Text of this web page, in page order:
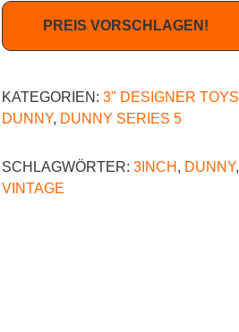
PREIS VORSCHLAGEN!
KATEGORIEN: 3" DESIGNER TOYS
DUNNY, DUNNY SERIES 5
SCHLAGWÖRTER: 3INCH , DUNNY,
VINTAGE